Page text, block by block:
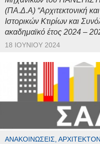
(ΠΑ.Δ.Α) “Αρχιτεκτονική
Ιστορικών Κτιρίων και
ακαδημαϊκό έτος 2024 –
18 ΙΟΥΝΊΟΥ 2024
ΑΝΑΚΟΙΝΏΣΕΙΣ,